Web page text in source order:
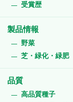
受賞歴
製品情報
野菜
芝・緑化・緑肥
品質
高品質種子